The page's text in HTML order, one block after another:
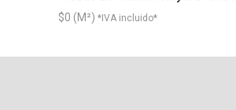
$0 *IVA incluido*